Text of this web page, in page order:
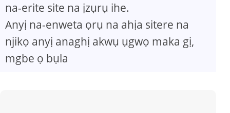
na-erite site na ịzụrụ ihe.
Anyị na-enweta ọrụ na ahịa sitere na
njikọ anyị anaghị akwụ ụgwọ maka gị,
mgbe ọ bụla